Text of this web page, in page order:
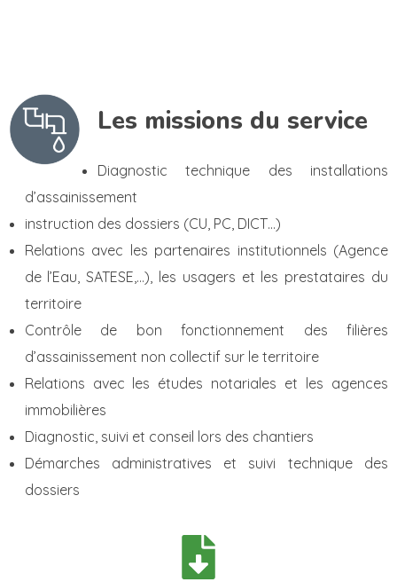
Les missions du service
Diagnostic technique des installations
d’assainissement
instruction des dossiers (CU, PC, DICT…)
Relations avec les partenaires institutionnels (Agence
de l’Eau, SATESE,…), les usagers et les prestataires du
territoire
Contrôle de bon fonctionnement des filières
d’assainissement non collectif sur le territoire
Relations avec les études notariales et les agences
immobilières
Diagnostic, suivi et conseil lors des chantiers
Démarches administratives et suivi technique des
dossiers